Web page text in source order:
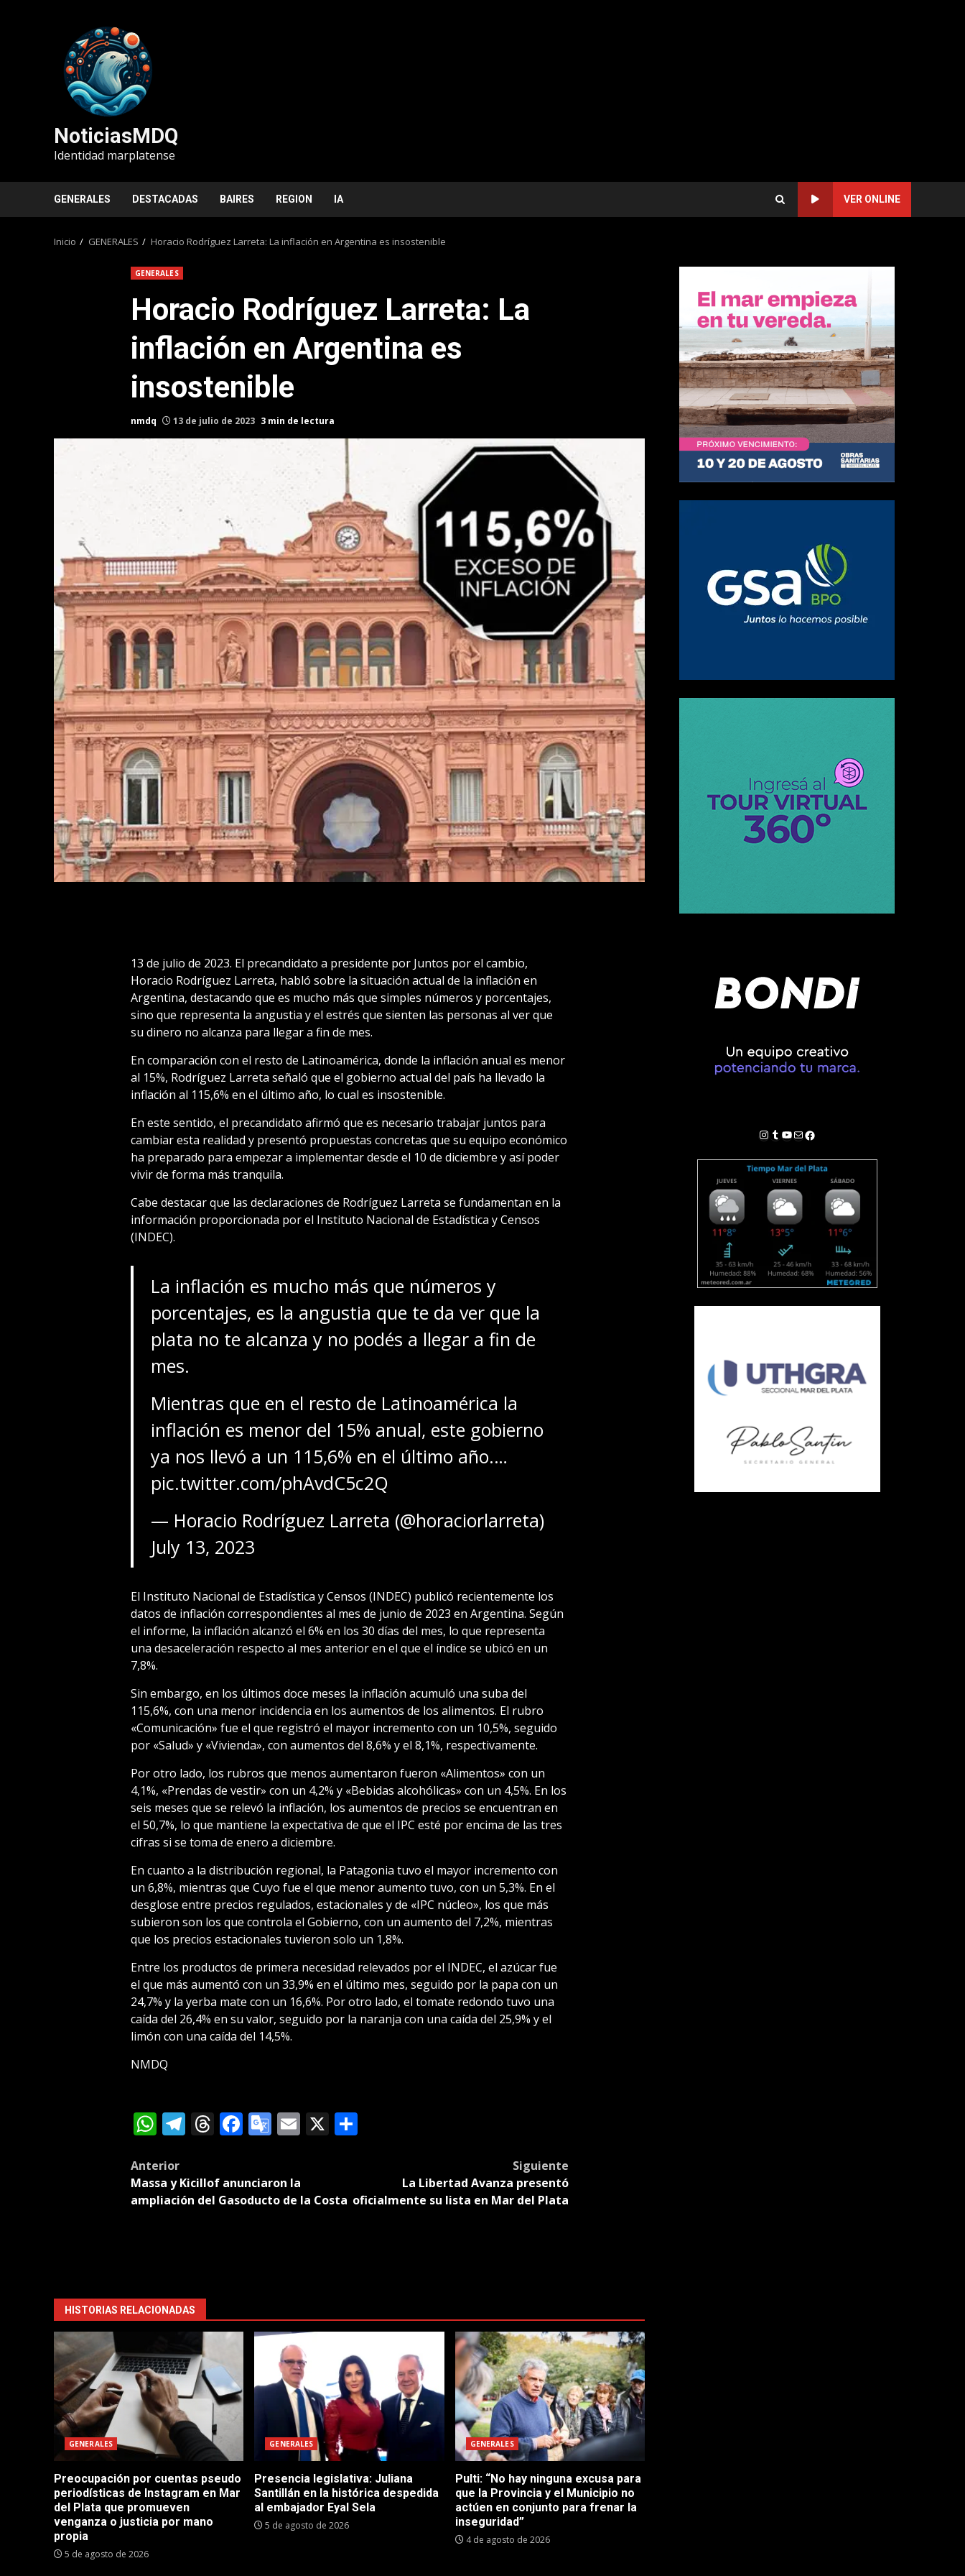
NoticiasMDQ
Identidad marplatense
GENERALES DESTACADAS BAIRES REGION IA VER ONLINE
Inicio GENERALES Horacio Rodríguez Larreta: La inflación en Argentina es insostenible
GENERALES
Horacio Rodríguez Larreta: La
inflación en Argentina es
insostenible
nmdq 13 de julio de 2023 3 min de lectura
13 de julio de 2023. El precandidato a presidente por Juntos por el cambio,
Horacio Rodríguez Larreta, habló sobre la situación actual de la inflación en
Argentina, destacando que es mucho más que simples números y porcentajes,
sino que representa la angustia y el estrés que sienten las personas al ver que
su dinero no alcanza para llegar a fin de mes.
En comparación con el resto de Latinoamérica, donde la inflación anual es menor
al 15%, Rodríguez Larreta señaló que el gobierno actual del país ha llevado la
inflación al 115,6% en el último año, lo cual es insostenible.
En este sentido, el precandidato afirmó que es necesario trabajar juntos para
cambiar esta realidad y presentó propuestas concretas que su equipo económico
ha preparado para empezar a implementar desde el 10 de diciembre y así poder
vivir de forma más tranquila.
Cabe destacar que las declaraciones de Rodríguez Larreta se fundamentan en la
información proporcionada por el Instituto Nacional de Estadística y Censos
(INDEC).
La inflación es mucho más que números y
porcentajes, es la angustia que te da ver que la
plata no te alcanza y no podés a llegar a fin de
mes.
Mientras que en el resto de Latinoamérica la
inflación es menor del 15% anual, este gobierno
ya nos llevó a un 115,6% en el último año.…
pic.twitter.com/phAvdC5c2Q
— Horacio Rodríguez Larreta (@horaciorlarreta)
July 13, 2023
El Instituto Nacional de Estadística y Censos (INDEC) publicó recientemente los
datos de inflación correspondientes al mes de junio de 2023 en Argentina. Según
el informe, la inflación alcanzó el 6% en los 30 días del mes, lo que representa
una desaceleración respecto al mes anterior en el que el índice se ubicó en un
7,8%.
Sin embargo, en los últimos doce meses la inflación acumuló una suba del
115,6%, con una menor incidencia en los aumentos de los alimentos. El rubro
«Comunicación» fue el que registró el mayor incremento con un 10,5%, seguido
por «Salud» y «Vivienda», con aumentos del 8,6% y el 8,1%, respectivamente.
Por otro lado, los rubros que menos aumentaron fueron «Alimentos» con un
4,1%, «Prendas de vestir» con un 4,2% y «Bebidas alcohólicas» con un 4,5%. En los
seis meses que se relevó la inflación, los aumentos de precios se encuentran en
el 50,7%, lo que mantiene la expectativa de que el IPC esté por encima de las tres
cifras si se toma de enero a diciembre.
En cuanto a la distribución regional, la Patagonia tuvo el mayor incremento con
un 6,8%, mientras que Cuyo fue el que menor aumento tuvo, con un 5,3%. En el
desglose entre precios regulados, estacionales y de «IPC núcleo», los que más
subieron son los que controla el Gobierno, con un aumento del 7,2%, mientras
que los precios estacionales tuvieron solo un 1,8%.
Entre los productos de primera necesidad relevados por el INDEC, el azúcar fue
el que más aumentó con un 33,9% en el último mes, seguido por la papa con un
24,7% y la yerba mate con un 16,6%. Por otro lado, el tomate redondo tuvo una
caída del 26,4% en su valor, seguido por la naranja con una caída del 25,9% y el
limón con una caída del 14,5%.
NMDQ
WhatsApp
Telegram
Threads
Facebook
Google
Email
X Compartir
Post
navigation
Anterior
Massa y Kicillof anunciaron la
ampliación del Gasoducto de la Costa
Siguiente
La Libertad Avanza presentó
oficialmente su lista en Mar del Plata
HISTORIAS RELACIONADAS
GENERALES
Preocupación por cuentas pseudo
periodísticas de Instagram en Mar
del Plata que promueven
venganza o justicia por mano
propia
5 de agosto de 2026
GENERALES
Presencia legislativa: Juliana
Santillán en la histórica despedida
al embajador Eyal Sela
5 de agosto de 2026
GENERALES
Pulti: “No hay ninguna excusa para
que la Provincia y el Municipio no
actúen en conjunto para frenar la
inseguridad”
4 de agosto de 2026
Instagram
Tumblr
YouTube
Correo electrónico
Facebook